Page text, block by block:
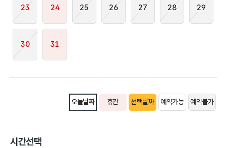
23 24 25 26 27 28 29
30 31
오늘날짜 휴관 선택날짜 예약가능 예약불가
시간선택